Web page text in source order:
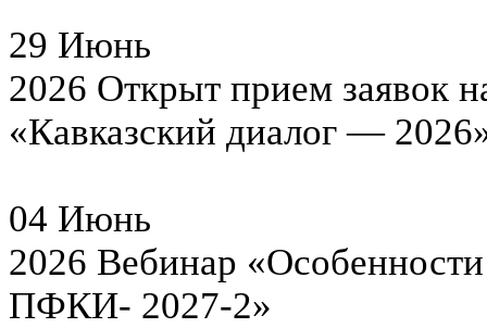
29 Июнь
2026 Открыт прием заявок
«Кавказский диалог —
04 Июнь
2026 Вебинар
ПФКИ- 2027-2»